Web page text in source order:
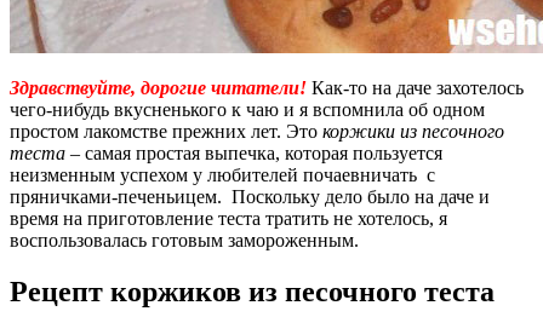
Здравствуйте, дорогие читатели! Как-то на даче захотелось
чего-нибудь вкусненького к чаю и я вспомнила об одном
простом лакомстве прежних лет. Это коржики из песочного
теста – самая простая выпечка, которая пользуется
неизменным успехом у любителей почаевничать с
пряничками-печеньицем. Поскольку дело было на даче и
время на приготовление теста тратить не хотелось, я
воспользовалась готовым замороженным.
Рецепт коржиков из песочного теста